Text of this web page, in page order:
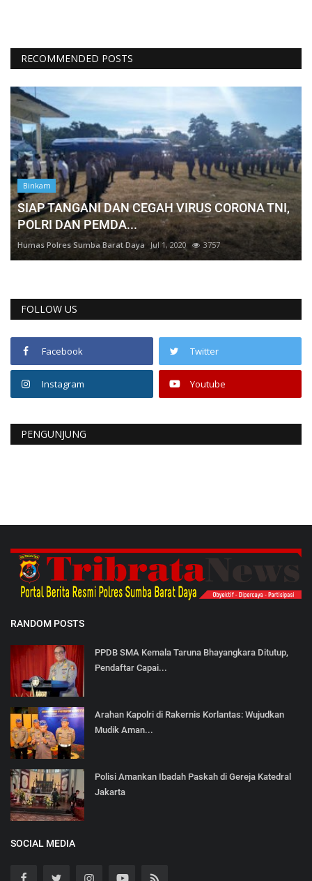
RECOMMENDED POSTS
Binkam
SIAP TANGANI DAN CEGAH VIRUS CORONA TNI,
POLRI DAN PEMDA...
Humas Polres Sumba Barat Daya Jul 1, 2020 3757
FOLLOW US
Facebook Twitter
Instagram Youtube
PENGUNJUNG
RANDOM POSTS
PPDB SMA Kemala Taruna Bhayangkara Ditutup,
Pendaftar Capai...
Arahan Kapolri di Rakernis Korlantas: Wujudkan
Mudik Aman...
Polisi Amankan Ibadah Paskah di Gereja Katedral
Jakarta
SOCIAL MEDIA